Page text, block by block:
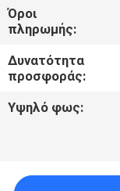
ΕΙΔΉΣΕΙΣ
Όροι
πληρωμής:
Δυνατότητα
προσφοράς:
Υψηλό φως: